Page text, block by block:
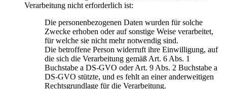
Verarbeitung nicht erforderlich ist:
Die personenbezogenen Daten wurden für solche
Zwecke erhoben oder auf sonstige Weise verarbeitet,
für welche sie nicht mehr notwendig sind.
Die betroffene Person widerruft ihre Einwilligung, auf
die sich die Verarbeitung gemäß Art. 6 Abs. 1
Buchstabe a DS-GVO oder Art. 9 Abs. 2 Buchstabe a
DS-GVO stützte, und es fehlt an einer anderweitigen
Rechtsgrundlage für die Verarbeitung.